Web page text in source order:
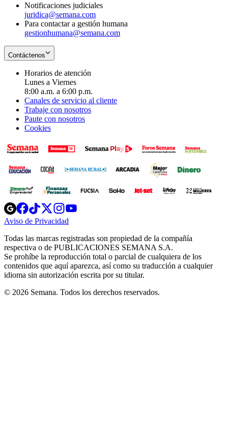
Notificaciones judiciales
juridica@semana.com
Para contactar a gestión humana
gestionhumana@semana.com
Contáctenos
Horarios de atención
Lunes a Viernes
8:00 a.m. a 6:00 p.m.
Canales de servicio al cliente
Trabaje con nosotros
Paute con nosotros
Cookies
Opens
in
new
Opens
in
new
Opens
in
new
window
Opens
new
windowwindow
Aviso de Privacidad
new
window
Todas las marcas registradas son propiedad de la compañía
respectiva o de PUBLICACIONES SEMANA S.A.
Se prohíbe la reproducción total o parcial de cualquiera de los
contenidos que aquí aparezca, así como su traducción a cualquier
idioma sin autorización escrita por su titular.
© 2026 Semana. Todos los derechos reservados.